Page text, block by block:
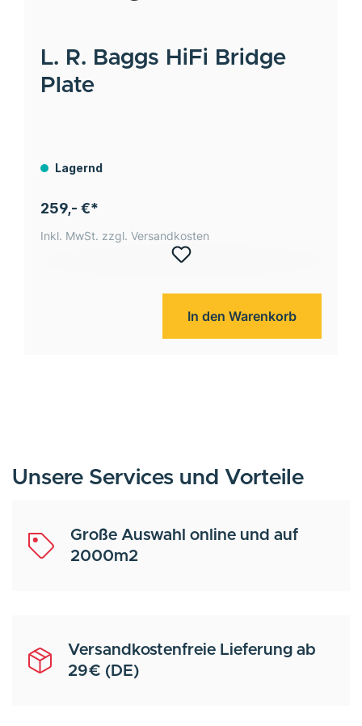
L. R. Baggs HiFi Bridge
Plate
Lagernd
259,- €*
Inkl. MwSt. zzgl. Versandkosten
In den Warenkorb
Unsere Services und Vorteile
Große Auswahl online und auf
2000m2
Versandkostenfreie Lieferung ab
29€ (DE)